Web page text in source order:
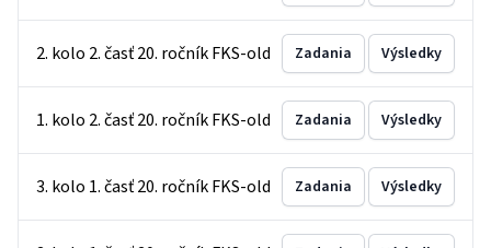
2. kolo 2. časť 20. ročník FKS-old Zadania Výsledky
1. kolo 2. časť 20. ročník FKS-old Zadania Výsledky
3. kolo 1. časť 20. ročník FKS-old Zadania Výsledky